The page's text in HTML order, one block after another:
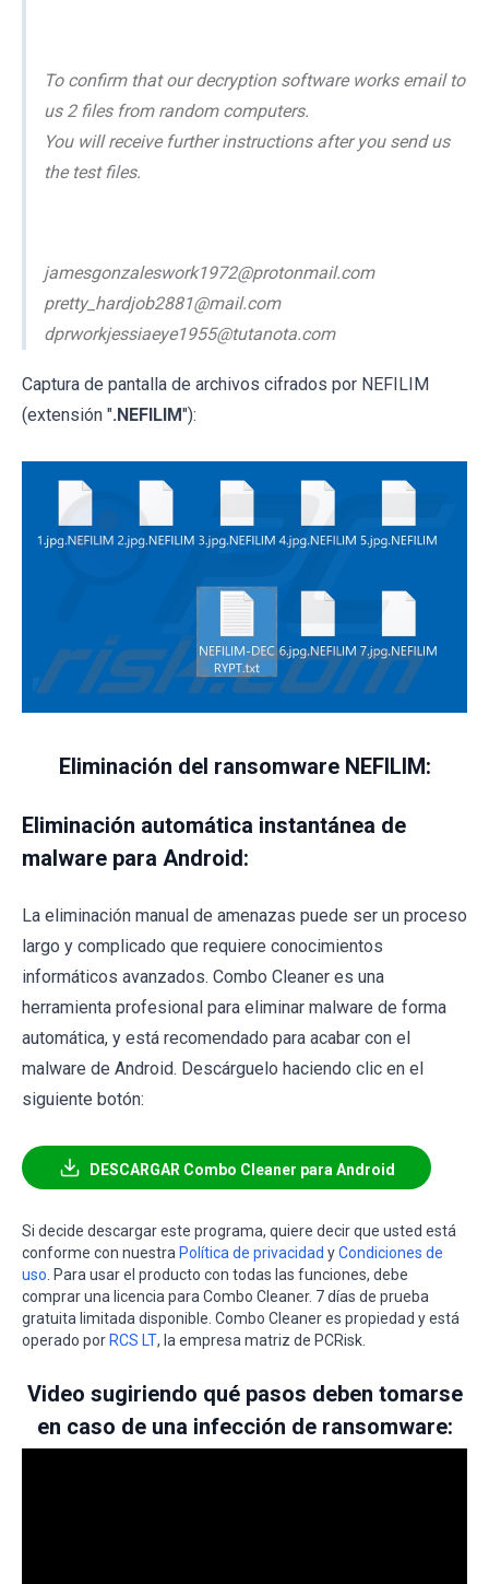
To confirm that our decryption software works email to
us 2 files from random computers.
You will receive further instructions after you send us
the test files.
jamesgonzaleswork1972@protonmail.com
pretty_hardjob2881@mail.com
dprworkjessiaeye1955@tutanota.com
Captura de pantalla de archivos cifrados por NEFILIM
(extensión ".NEFILIM"):
Eliminación del ransomware NEFILIM:
Eliminación automática instantánea de
malware para Android:
La eliminación manual de amenazas puede ser un proceso
largo y complicado que requiere conocimientos
informáticos avanzados. Combo Cleaner es una
herramienta profesional para eliminar malware de forma
automática, y está recomendado para acabar con el
malware de Android. Descárguelo haciendo clic en el
siguiente botón:
DESCARGAR Combo Cleaner para Android
Si decide descargar este programa, quiere decir que usted está
conforme con nuestra Política de privacidad yCondiciones de
uso . Para usar el producto con todas las funciones, debe
comprar una licencia para Combo Cleaner. 7 días de prueba
gratuita limitada disponible. Combo Cleaner es propiedad y está
operado por RCS LT, la empresa matriz de PCRisk.
Video sugiriendo qué pasos deben tomarse
en caso de una infección de ransomware: